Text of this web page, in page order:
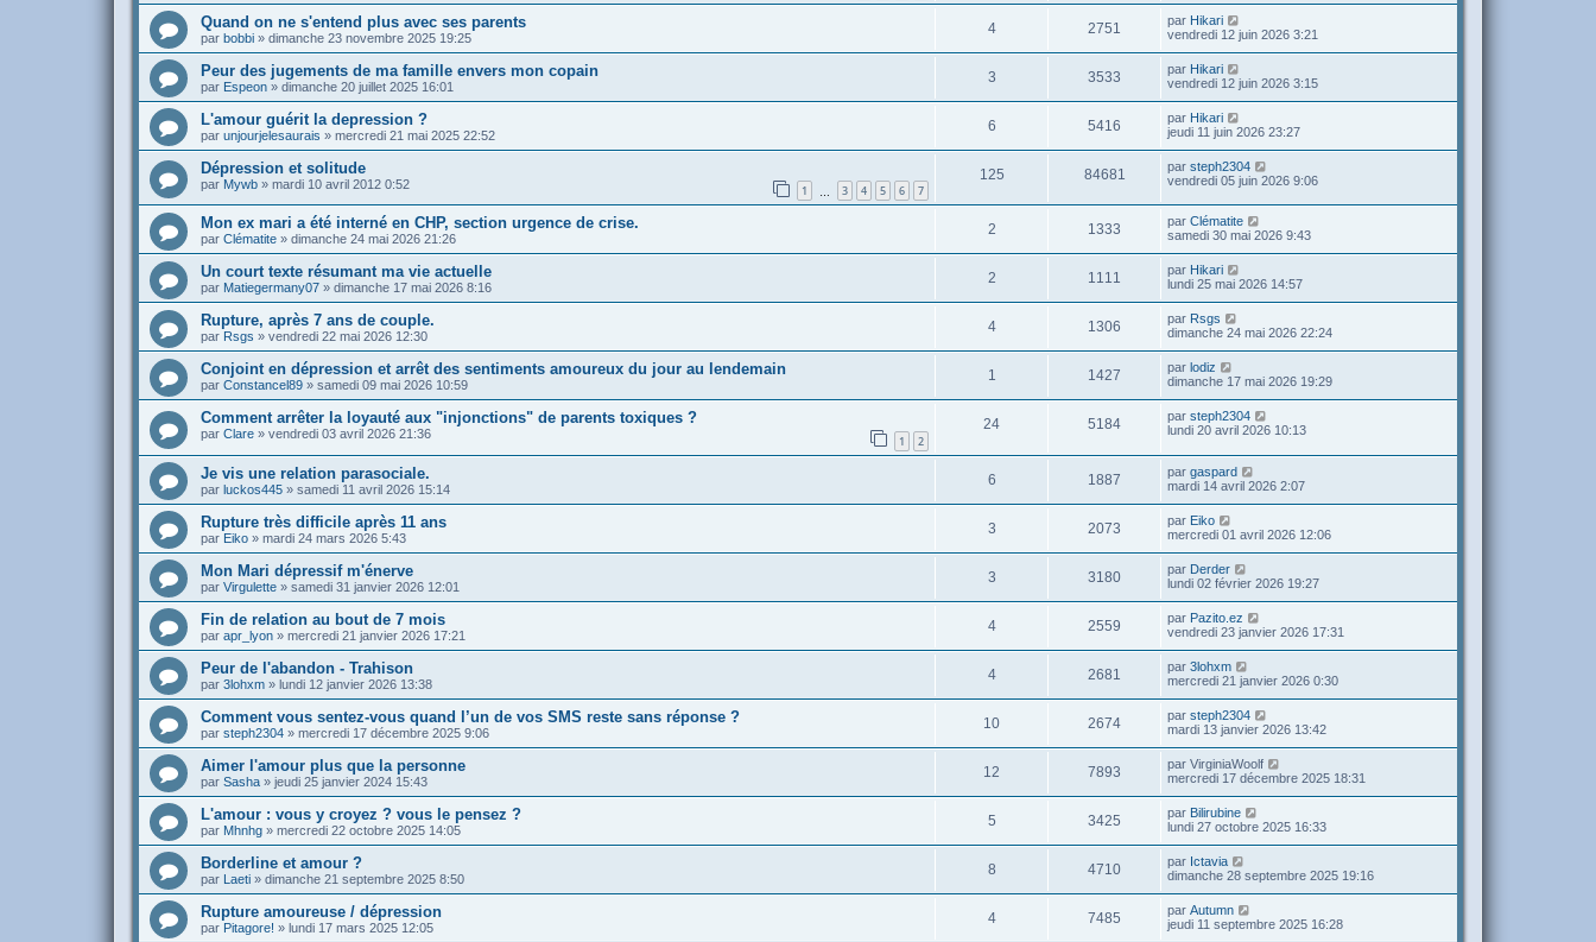
Quand on ne s'entend plus avec ses parents
par bobbi » dimanche 23 novembre 2025 19:25
4 2751 par Hikari
vendredi 12 juin 2026 3:21
Peur des jugements de ma famille envers mon copain
par Espeon » dimanche 20 juillet 2025 16:01
3 3533 par Hikari
vendredi 12 juin 2026 3:15
L'amour guérit la depression ?
par unjourjelesaurais » mercredi 21 mai 2025 22:52
6 5416 par Hikari
jeudi 11 juin 2026 23:27
Dépression et solitude
par Mywb » mardi 10 avril 2012 0:52 1 3 4 5 6 7
125 84681 par steph2304
vendredi 05 juin 2026 9:06
Mon ex mari a été interné en CHP, section urgence de crise.
par Clématite » dimanche 24 mai 2026 21:26
2 1333 par Clématite
samedi 30 mai 2026 9:43
Un court texte résumant ma vie actuelle
par Matiegermany07 » dimanche 17 mai 2026 8:16
2 1111 par Hikari
lundi 25 mai 2026 14:57
Rupture, après 7 ans de couple.
par Rsgs » vendredi 22 mai 2026 12:30
4 1306 par Rsgs
dimanche 24 mai 2026 22:24
Conjoint en dépression et arrêt des sentiments amoureux du jour au lendemain
par Constancel89 » samedi 09 mai 2026 10:59
1 1427 par lodiz
dimanche 17 mai 2026 19:29
Comment arrêter la loyauté aux "injonctions" de parents toxiques ?
par Clare » vendredi 03 avril 2026 21:36 1 2
24 5184 par steph2304
lundi 20 avril 2026 10:13
Je vis une relation parasociale.
par luckos445 » samedi 11 avril 2026 15:14
6 1887 par gaspard
mardi 14 avril 2026 2:07
Rupture très difficile après 11 ans
par Eiko » mardi 24 mars 2026 5:43
3 2073 par Eiko
mercredi 01 avril 2026 12:06
Mon Mari dépressif m'énerve
par Virgulette » samedi 31 janvier 2026 12:01
3 3180 par Derder
lundi 02 février 2026 19:27
Fin de relation au bout de 7 mois
par apr_lyon » mercredi 21 janvier 2026 17:21
4 2559 par Pazito.ez
vendredi 23 janvier 2026 17:31
Peur de l'abandon - Trahison
par 3lohxm » lundi 12 janvier 2026 13:38
4 2681 par 3lohxm
mercredi 21 janvier 2026 0:30
Comment vous sentez-vous quand l’un de vos SMS reste sans réponse ?
par steph2304 » mercredi 17 décembre 2025 9:06
10 2674 par steph2304
mardi 13 janvier 2026 13:42
Aimer l'amour plus que la personne
par Sasha » jeudi 25 janvier 2024 15:43
12 7893 par VirginiaWoolf
mercredi 17 décembre 2025 18:31
L'amour : vous y croyez ? vous le pensez ?
par Mhnhg » mercredi 22 octobre 2025 14:05
5 3425 par Bilirubine
lundi 27 octobre 2025 16:33
Borderline et amour ?
par Laeti » dimanche 21 septembre 2025 8:50
8 4710 par Ictavia
dimanche 28 septembre 2025 19:16
Rupture amoureuse / dépression
par Pitagore! » lundi 17 mars 2025 12:05
4 7485 par Autumn
jeudi 11 septembre 2025 16:28